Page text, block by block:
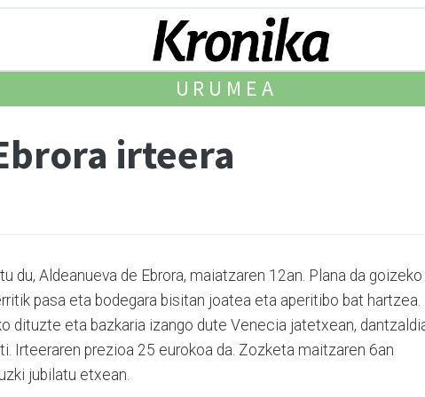
URUMEA
irteera
du, Aldeanueva de Ebrora, maiatzaren 12an. Plana da goizeko
pasa eta bodegara bisitan joatea eta aperitibo bat hartzea.
dituzte eta bazkaria izango dute Venecia jatetxean,
Irteeraren prezioa 25 eurokoa da. Zozketa maitzaren 6an
jubilatu etxean.